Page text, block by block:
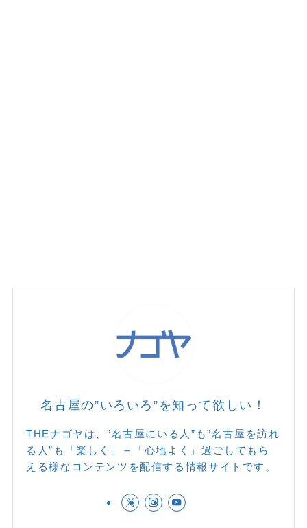
名古屋の”いろいろ”を知って欲しい！
THEナゴヤは、”名古屋にいる人”も”名古屋を訪れ
る人”も「楽しく」＋「心地よく」過ごしてもら
える様なコンテンツを配信する情報サイトです。